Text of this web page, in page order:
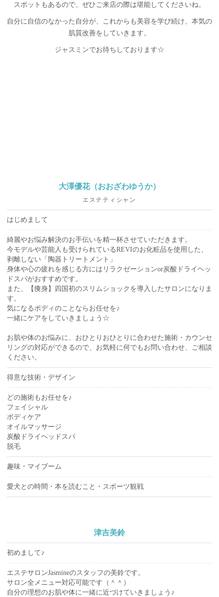
スポットもあるので、ぜひご来店の際は堪能してくださいね。
自分に自信のなかった自分が、これからも美容を学び続け、本気の
肌質改善をしていきます。
ジャスミンでお待ちしております☆
大澤優花（おおざわゆうか）
エステティシャン
はじめまして
綺麗やお悩み解決のお手伝いを精一杯させていただきます。
今モデルや芸能人も受けられているREVIのお化粧品を使用した、
剥離しない「陶器トリートメント」
身体や心の疲れを感じる方にはリラクゼーションor炭酸ドライヘッ
ドスパがおすすめです。
また、【痩身】四国初のスリムショックを導入したサロンになりま
す。
気になるボディのことならお任せを♪
一緒にケアをしていきましょう☆
お肌や体のお悩みに、おひとりおひとりに合わせた施術・カウンセ
リングの対応ができるので、お気軽に何でもお問い合わせ、ご相談
ください。
得意な技術・デザイン
どの施術もお任せを♪
フェイシャル
ボディケア
オイルマッサージ
炭酸ドライヘッドスパ
脱毛
趣味・マイブーム
愛犬との時間・本を読むこと・スポーツ観戦
津吉美鈴
初めまして♪
エステサロンJasmineのスタッフの美鈴です。
サロン全メニュー対応可能です（＾＾）
自分の理想のお肌や体に一緒に近づけていきましょう♪